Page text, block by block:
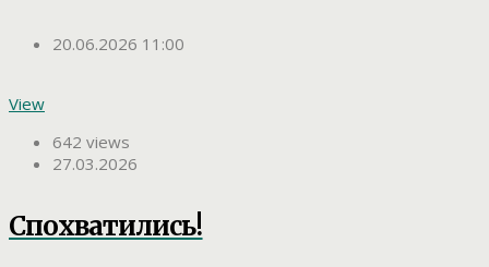
20.06.2026 11:00
View
642 views
27.03.2026
Спохватились!